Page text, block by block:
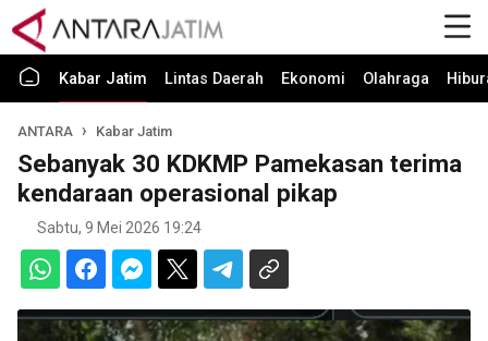
Kabar Jatim Lintas Daerah Ekonomi Olahraga
ANTARA Kabar Jatim
Sebanyak 30 KDKMP Pamekasan terima
kendaraan operasional pikap
Sabtu, 9 Mei 2026 19:24